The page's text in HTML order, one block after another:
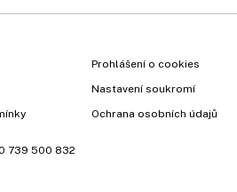
Prohlášení o cookies
Nastavení soukromí
Ochrana osobních údajů
739 500 832